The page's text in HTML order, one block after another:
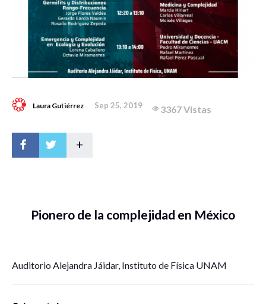
Laura Gutiérrez Sep 25, 2019 3367 Vistas
+
Pionero de la complejidad en México
Auditorio Alejandra Jáidar, Instituto de Física UNAM